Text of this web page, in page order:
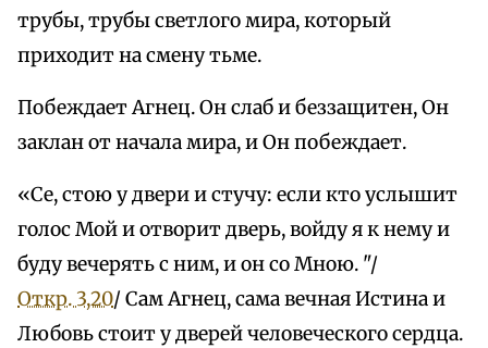
трубы, трубы светлого мира, который
приходит на смену тьме.
Побеждает Агнец. Он слаб и беззащитен, Он
заклан от начала мира, и Он побеждает.
«Се, стою у двери и стучу: если кто услышит
голос Мой и отворит дверь, войду я к нему и
буду вечерять с ним, и он со Мною. "/
Откр. 3,20/ Сам Агнец, сама вечная Истина и
Любовь стоит у дверей человеческого сердца.